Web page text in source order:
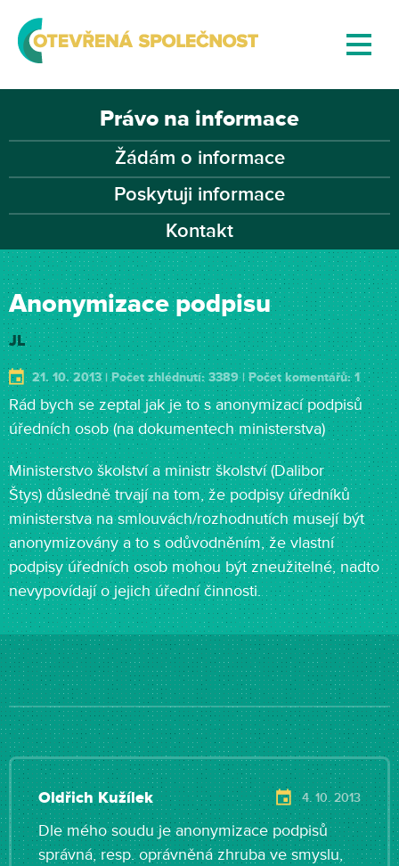
Právo na informace
Žádám o informace
Poskytuji informace
Kontakt
Anonymizace podpisu
JL
21. 10. 2013 | Počet zhlédnutí: 3389 | Počet komentářů: 1
Rád bych se zeptal jak je to s anonymizací podpisů
úředních osob (na dokumentech ministerstva)
Ministerstvo školství a ministr školství (Dalibor
Štys) důsledně trvají na tom, že podpisy úředníků
ministerstva na smlouvách/rozhodnutích musejí být
anonymizovány a to s odůvodněním, že vlastní
podpisy úředních osob mohou být zneužitelné, nadto
nevypovídají o jejich úřední činnosti.
Oldřich Kužílek 4. 10. 2013
Dle mého soudu je anonymizace podpisů
správná, resp. oprávněná zhruba ve smyslu,